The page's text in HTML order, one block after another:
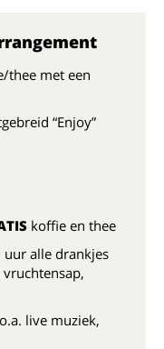
thee met een
“Enjoy”
koffie en thee
alle drankjes
live muziek,